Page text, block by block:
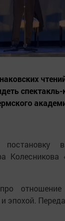
постановку
Колесникова
про
эпохой.